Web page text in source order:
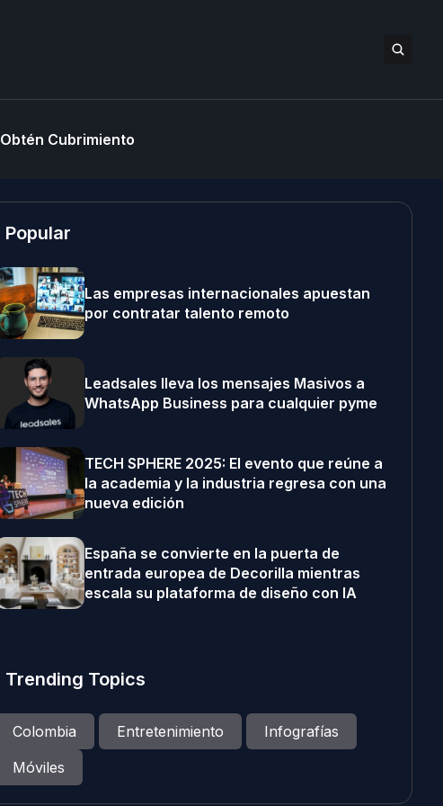
Obtén Cubrimiento
Popular
Las empresas internacionales apuestan
por contratar talento remoto
Leadsales lleva los mensajes Masivos a
WhatsApp Business para cualquier pyme
TECH SPHERE 2025: El evento que reúne a
la academia y la industria regresa con una
nueva edición
España se convierte en la puerta de
entrada europea de Decorilla mientras
escala su plataforma de diseño con IA
Trending Topics
Colombia Entretenimiento
Infografías
Móviles